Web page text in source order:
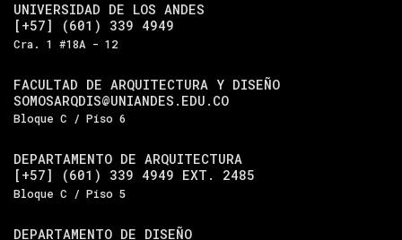
UNIVERSIDAD DE LOS ANDES
[+57] (601) 339 4949
Cra. 1 #18A - 12
FACULTAD DE ARQUITECTURA Y DISEÑO
SOMOSARQDIS@UNIANDES.EDU.CO
Bloque C / Piso 6
DEPARTAMENTO DE ARQUITECTURA
[+57] (601) 339 4949 EXT. 2485
Bloque C / Piso 5
DEPARTAMENTO DE DISEÑO